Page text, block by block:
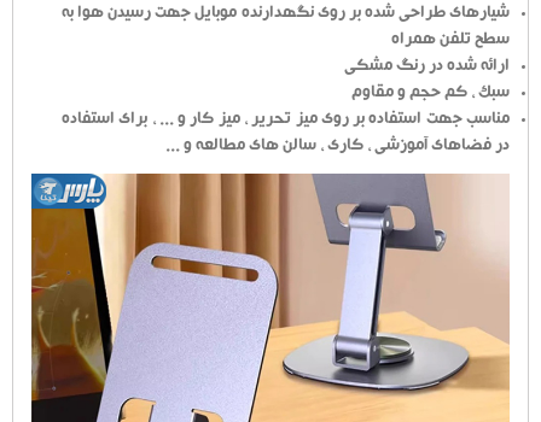
شیارهای طراحی شده بر روی نگهدارنده موبایل جهت رسیدن هوا به
سطح تلفن همراه
ارائه شده در رنگ مشکی
سبک ، کم حجم و مقاوم
مناسب جهت استفاده بر روی میز تحریر ، میز کار و ... ، برای استفاده
در فضاهای آموزشی ، کاری ، سالن های مطالعه و ...